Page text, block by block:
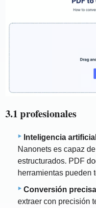
3.1 profesionales
Inteligencia
Nanonets es capaz
estructurados. PDF
herramientas pueden
Conversión
extraer con precisión